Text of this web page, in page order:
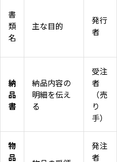
書
類
名
主な目的
発行
者
納
品
書
納品内容の
明細を伝え
る
受注
者
（売
り
手）
物
品
発注
者